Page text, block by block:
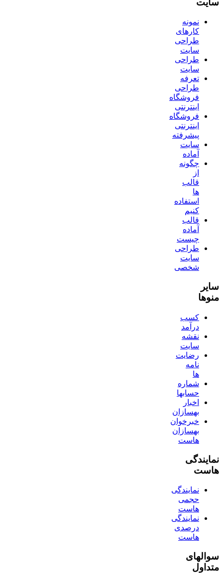
نمونه
کارهای
طراحی
سایت
طراحی
سایت
تعرفه
طراحی
فروشگاه
اینترنتی
فروشگاه
اینترنتی
پیشرفته
سایت
آماده
چگونه
از
قالب
ها
استفاده
کنیم
قالب
آماده
چیست
طراحی
سایت
شخصی
سایر
منوها
کسب
درآمد
نقشه
سایت
رضایت
نامه
ها
شماره
حسابها
اخبار
بهسازان
خبرخوان
بهسازان
هاست
نمایندگی
هاست
نمایندگی
حجمی
هاست
نمایندگی
درصدی
هاست
سوالهای
متداول